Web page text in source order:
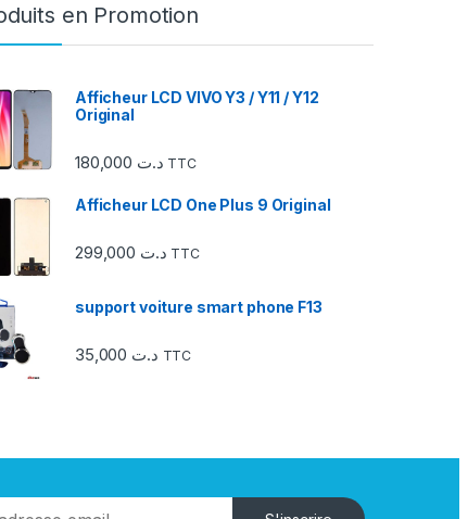
en Promotion
Afficheur LCD VIVO Y3 / Y11 / Y12
Original
د.ت TTC
Afficheur LCD One Plus 9 Original
د.ت TTC
support voiture smart phone F13
د.ت TTC